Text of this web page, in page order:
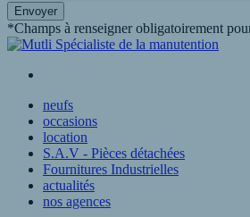
Envoyer
*Champs à renseigner obligatoirement
neufs
occasions
location
S.A.V - Pièces détachées
Fournitures Industrielles
actualités
nos agences